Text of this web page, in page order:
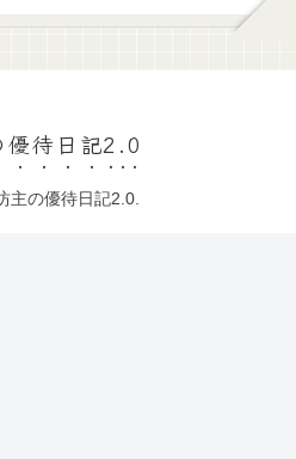
優待日記2.0
主の優待日記2.0.